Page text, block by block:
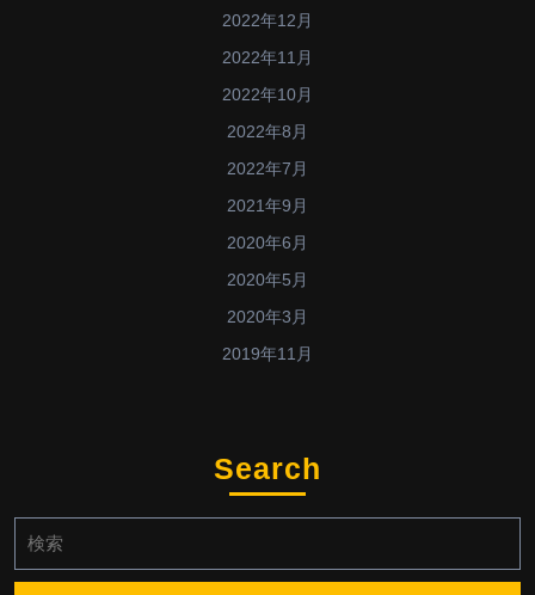
2022年12月
2022年11月
2022年10月
2022年8月
2022年7月
2021年9月
2020年6月
2020年5月
2020年3月
2019年11月
Search
索: